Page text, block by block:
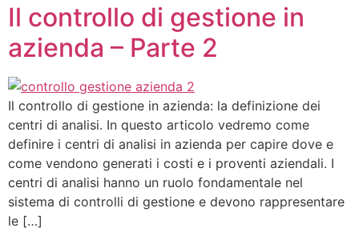
Il controllo di gestione in
azienda – Parte 2
Il controllo di gestione in azienda: la definizione dei
centri di analisi. In questo articolo vedremo come
definire i centri di analisi in azienda per capire dove e
come vendono generati i costi e i proventi aziendali. I
centri di analisi hanno un ruolo fondamentale nel
sistema di controlli di gestione e devono rappresentare
le […]